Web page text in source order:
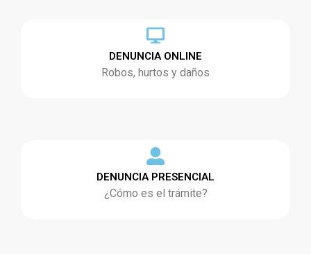
DENUNCIA ONLINE
Robos, hurtos y daños
DENUNCIA PRESENCIAL
¿Cómo es el trámite?